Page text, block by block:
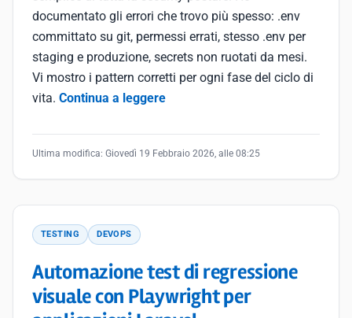
documentato gli errori che trovo più spesso: .env
committato su git, permessi errati, stesso .env per
staging e produzione, secrets non ruotati da mesi.
Vi mostro i pattern corretti per ogni fase del ciclo di
vita. Continua a leggere
Ultima modifica: Giovedì 19 Febbraio 2026, alle 08:25
TESTING DEVOPS
Automazione test di regressione
visuale con Playwright per